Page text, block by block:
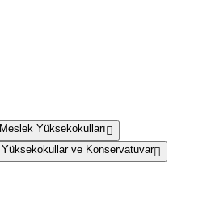
Meslek Yüksekokulları
Yüksekokullar ve Konservatuvar